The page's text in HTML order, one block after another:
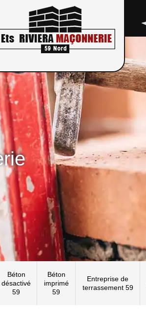
Béton
désactivé
59
Béton
imprimé
59
Entreprise de
terrassement 59